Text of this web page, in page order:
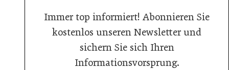
Immer top informiert! Abonnieren Sie
kostenlos unseren Newsletter und
sichern Sie sich Ihren
Informationsvorsprung.